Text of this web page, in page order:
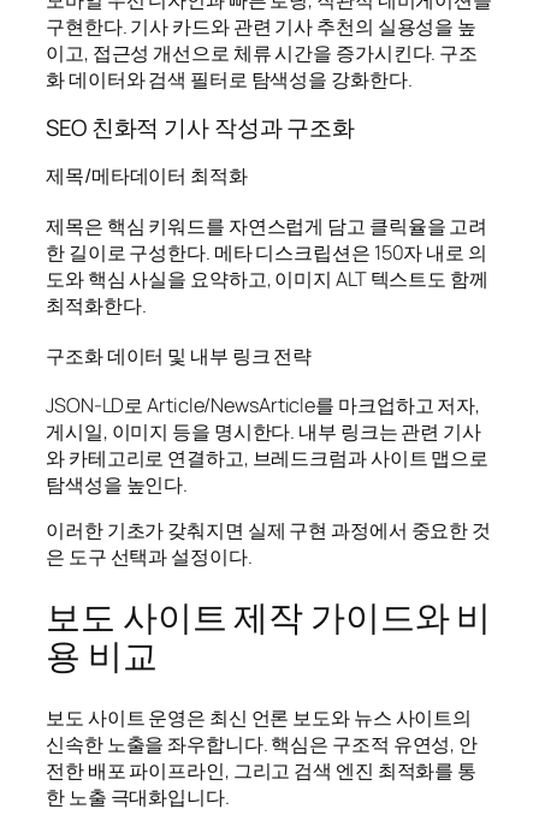
구현한다. 기사 카드와 관련 기사 추천의 실용성을 높
이고, 접근성 개선으로 체류 시간을 증가시킨다. 구조
화 데이터와 검색 필터로 탐색성을 강화한다.
SEO 친화적 기사 작성과 구조화
제목/메타데이터 최적화
제목은 핵심 키워드를 자연스럽게 담고 클릭율을 고려
한 길이로 구성한다. 메타 디스크립션은 150자 내로 의
도와 핵심 사실을 요약하고, 이미지 ALT 텍스트도 함께
최적화한다.
구조화 데이터 및 내부 링크 전략
JSON-LD로 Article/NewsArticle를 마크업하고 저자,
게시일, 이미지 등을 명시한다. 내부 링크는 관련 기사
와 카테고리로 연결하고, 브레드크럼과 사이트 맵으로
탐색성을 높인다.
이러한 기초가 갖춰지면 실제 구현 과정에서 중요한 것
은 도구 선택과 설정이다.
보도 사이트 제작 가이드와 비
용 비교
보도 사이트 운영은 최신 언론 보도와 뉴스 사이트의
신속한 노출을 좌우합니다. 핵심은 구조적 유연성, 안
전한 배포 파이프라인, 그리고 검색 엔진 최적화를 통
한 노출 극대화입니다.